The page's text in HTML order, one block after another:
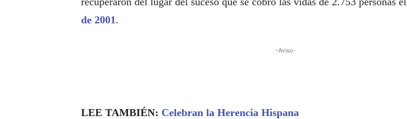
de 2001.
-Aviso-
LEE TAMBIÉN: Celebran la Herencia Hispana